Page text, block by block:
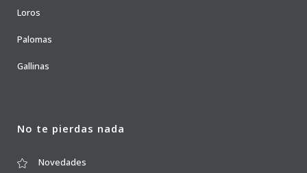
Loros
Palomas
Gallinas
No te pierdas nada
Novedades